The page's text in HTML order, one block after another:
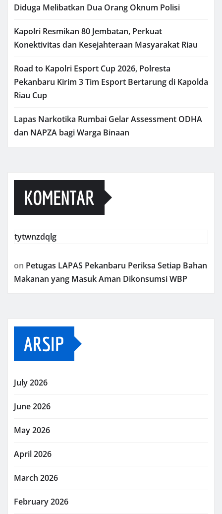
Diduga Melibatkan Dua Orang Oknum Polisi
Kapolri Resmikan 80 Jembatan, Perkuat
Konektivitas dan Kesejahteraan Masyarakat Riau
Road to Kapolri Esport Cup 2026, Polresta
Pekanbaru Kirim 3 Tim Esport Bertarung di Kapolda
Riau Cup
Lapas Narkotika Rumbai Gelar Assessment ODHA
dan NAPZA bagi Warga Binaan
KOMENTAR
tytwnzdqlg
on Petugas LAPAS Pekanbaru Periksa Setiap Bahan
Makanan yang Masuk Aman Dikonsumsi WBP
ARSIP
July 2026
June 2026
May 2026
April 2026
March 2026
February 2026